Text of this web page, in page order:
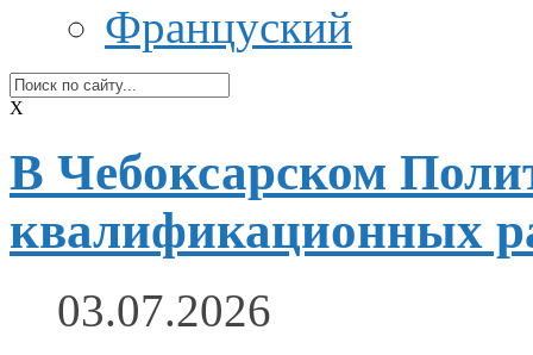
Француский
X
В Чебоксарском
квалификационных
03.07.2026